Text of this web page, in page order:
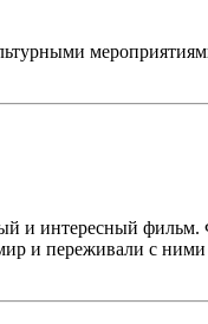
и интересный
и переживали с